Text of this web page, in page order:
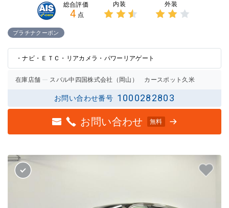
総合評価
4 点
内装 外装
プラチナクーポン
・ナビ・ＥＴＣ・リアカメラ・パワーリアゲート
在庫店舗 スバル中四国株式会社（岡山） カースポット久米
お問い合わせ番号 1000282803
お問い合わせ 無料